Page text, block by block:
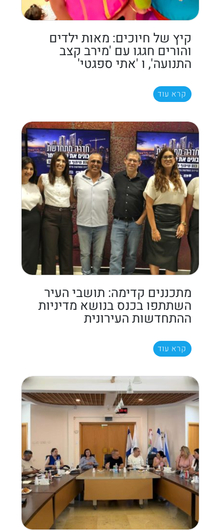
קיץ של חיוכים: מאות ילדים
והורים חגגו עם 'מירב קצב
התנועה', ו 'אתי ספגטי'
קרא עוד
מתכננים קדימה: תושבי העיר
השתתפו בכנס בנושא מדיניות
ההתחדשות העירונית
קרא עוד